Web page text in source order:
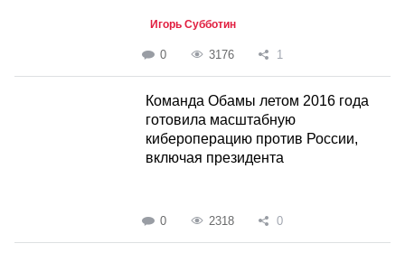
Игорь Субботин
0 3176 1
Команда Обамы летом 2016 года
готовила масштабную
кибероперацию против России,
включая президента
0 2318 0